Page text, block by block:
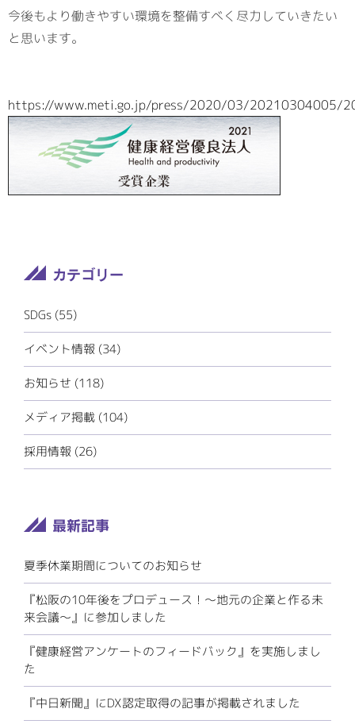
今後もより働きやすい環境を整備すべく尽力していきたい
と思います。
https://www.meti.go.jp/press/2020/03/20210304005/
SDGs (55)
イベント情報 (34)
お知らせ (118)
メディア掲載 (104)
採用情報 (26)
夏季休業期間についてのお知らせ
『松阪の10年後をプロデュース！～地元の企業と作る未
来会議～』に参加しました
『健康経営アンケートのフィードバック』を実施しまし
た
『中日新聞』にDX認定取得の記事が掲載されました